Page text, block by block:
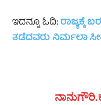
ಇದನ್ನೂ ಓದಿ:ರಾಜ್ಯಕ್ಕೆ
ತಡೆದವರು ನಿರ್ಮಲಾ